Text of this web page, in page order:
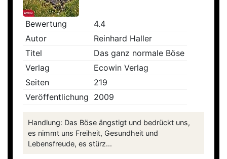
Bewertung
4.4
Autor
Reinhard Haller
Titel
Das ganz normale Böse
Verlag
Ecowin Verlag
Seiten
219
Veröffentlichung 2009
Handlung: Das Böse ängstigt und bedrückt uns,
es nimmt uns Freiheit, Gesundheit und
Lebensfreude, es stürz...